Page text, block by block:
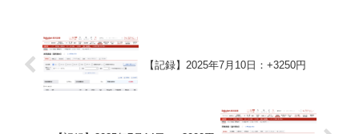
【記録】2025年7月10日：+3250円